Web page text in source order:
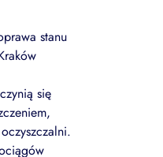
stanu
się